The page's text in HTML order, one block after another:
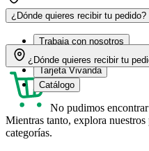
¿Dónde quieres recibir tu pedido?
Trabaja con nosotros
Recetas
Tarjeta Vivanda
Catálogo
¿Dónde quieres recibir tu
No pudimos
Mientras tanto, explora
categorías.